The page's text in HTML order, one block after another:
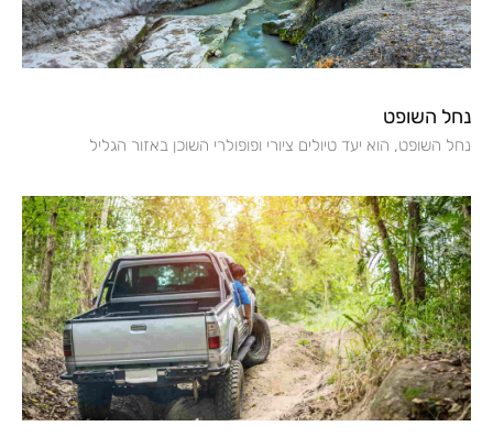
נחל השופט
נחל השופט, הוא יעד טיולים ציורי ופופולרי השוכן באזור הגליל